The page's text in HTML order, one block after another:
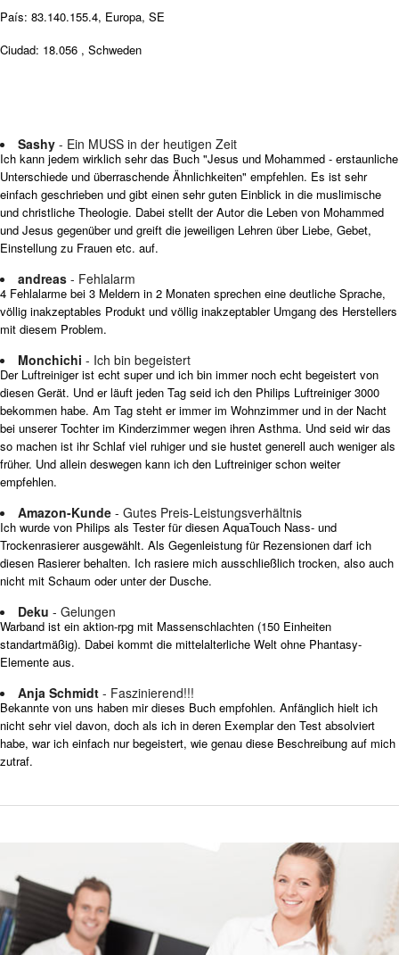
País: 83.140.155.4, Europa, SE
Ciudad: 18.056 , Schweden
Sashy - Ein MUSS in der heutigen Zeit
Ich kann jedem wirklich sehr das Buch "Jesus und Mohammed - erstaunliche
Unterschiede und überraschende Ähnlichkeiten" empfehlen. Es ist sehr
einfach geschrieben und gibt einen sehr guten Einblick in die muslimische
und christliche Theologie. Dabei stellt der Autor die Leben von Mohammed
und Jesus gegenüber und greift die jeweiligen Lehren über Liebe, Gebet,
Einstellung zu Frauen etc. auf.
andreas - Fehlalarm
4 Fehlalarme bei 3 Meldern in 2 Monaten sprechen eine deutliche Sprache,
völlig inakzeptables Produkt und völlig inakzeptabler Umgang des Herstellers
mit diesem Problem.
Monchichi - Ich bin begeistert
Der Luftreiniger ist echt super und ich bin immer noch echt begeistert von
diesen Gerät. Und er läuft jeden Tag seid ich den Philips Luftreiniger 3000
bekommen habe. Am Tag steht er immer im Wohnzimmer und in der Nacht
bei unserer Tochter im Kinderzimmer wegen ihren Asthma. Und seid wir das
so machen ist ihr Schlaf viel ruhiger und sie hustet generell auch weniger als
früher. Und allein deswegen kann ich den Luftreiniger schon weiter
empfehlen.
Amazon-Kunde - Gutes Preis-Leistungsverhältnis
Ich wurde von Philips als Tester für diesen AquaTouch Nass- und
Trockenrasierer ausgewählt. Als Gegenleistung für Rezensionen darf ich
diesen Rasierer behalten. Ich rasiere mich ausschließlich trocken, also auch
nicht mit Schaum oder unter der Dusche.
Deku - Gelungen
Warband ist ein aktion-rpg mit Massenschlachten (150 Einheiten
standartmäßig). Dabei kommt die mittelalterliche Welt ohne Phantasy-
Elemente aus.
Anja Schmidt - Faszinierend!!!
Bekannte von uns haben mir dieses Buch empfohlen. Anfänglich hielt ich
nicht sehr viel davon, doch als ich in deren Exemplar den Test absolviert
habe, war ich einfach nur begeistert, wie genau diese Beschreibung auf mich
zutraf.